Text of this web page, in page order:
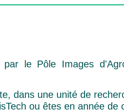
le Pôle Images
dans une unité de
ou êtes en année de